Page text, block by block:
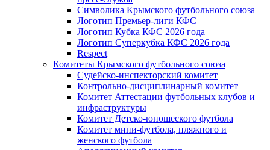
Символика Крымского футбольного союза
Логотип Премьер-лиги КФС
Логотип Кубка КФС 2026 года
Логотип Суперкубка КФС 2026 года
Respect
Комитеты Крымского футбольного союза
Судейско-инспекторский комитет
Контрольно-дисциплинарный комитет
Комитет Аттестации футбольных клубов и
инфраструктуры
Комитет Детско-юношеского футбола
Комитет мини-футбола, пляжного и
женского футбола